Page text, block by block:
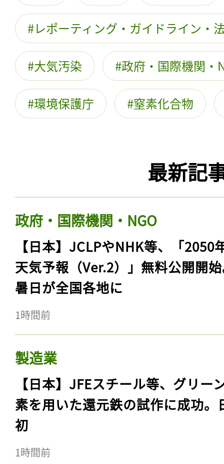
レポーティング・ガイドライン・
大気汚染 政府・国際機関・
環境保護庁 窒素化合物
最新記
政府・国際機関・NGO
【日本】JCLPやNHK等、「2050
天気予報（Ver.2）」無料公開開
暑日が全国各地に
1時間前
製造業
【日本】JFEスチール等、グリー
素を用いた還元鉄の試作に成功。
初
1時間前